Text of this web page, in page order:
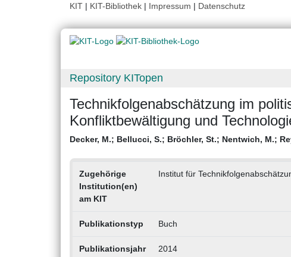
KIT | KIT-Bibliothek | Impressum | Datenschutz
Repository KITopen
Technikfolgenabschätzung im
Konfliktbewältigung und
Decker, M.; Bellucci, S.; Bröchler, St.; Nentwich, M.;
Zugehörige
Institution(en)
am KIT
Institut für
Publikationstyp Buch
Publikationsjahr 2014